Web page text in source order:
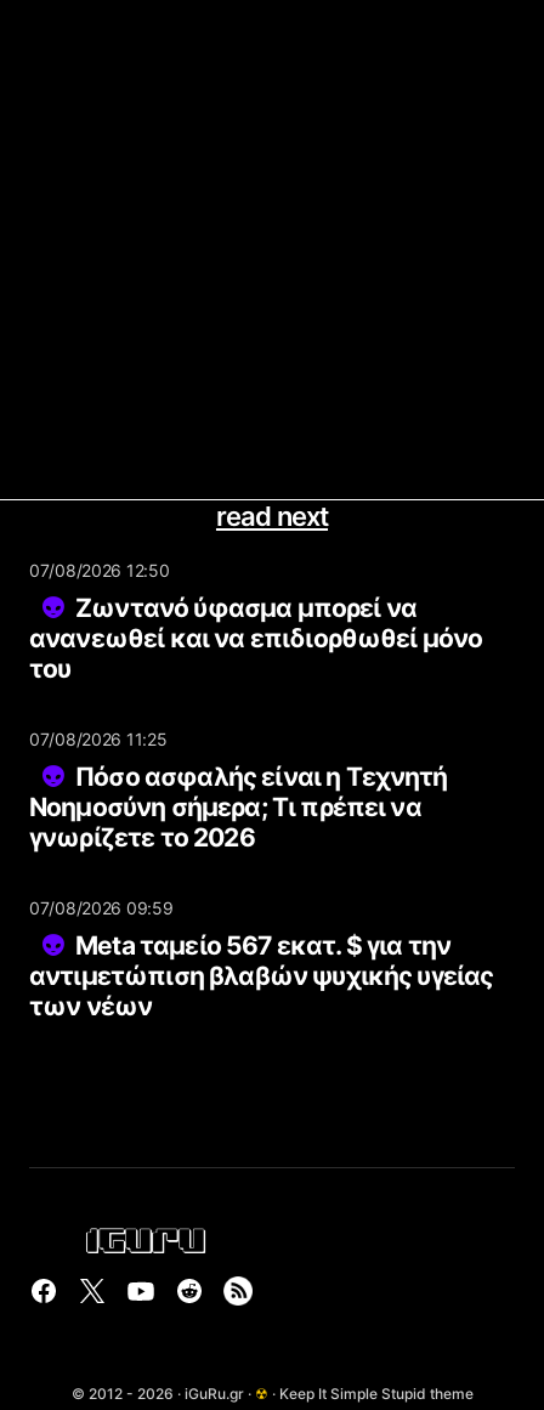
read next
07/08/2026 12:50
Ζωντανό ύφασμα μπορεί να
ανανεωθεί και να επιδιορθωθεί μόνο
του
07/08/2026 11:25
Πόσο ασφαλής είναι η Τεχνητή
Νοημοσύνη σήμερα; Τι πρέπει να
γνωρίζετε το 2026
07/08/2026 09:59
Meta ταμείο 567 εκατ. $ για την
αντιμετώπιση βλαβών ψυχικής υγείας
των νέων
© 2012 - 2026 · iGuRu.gr · ☢ · Keep It Simple Stupid theme